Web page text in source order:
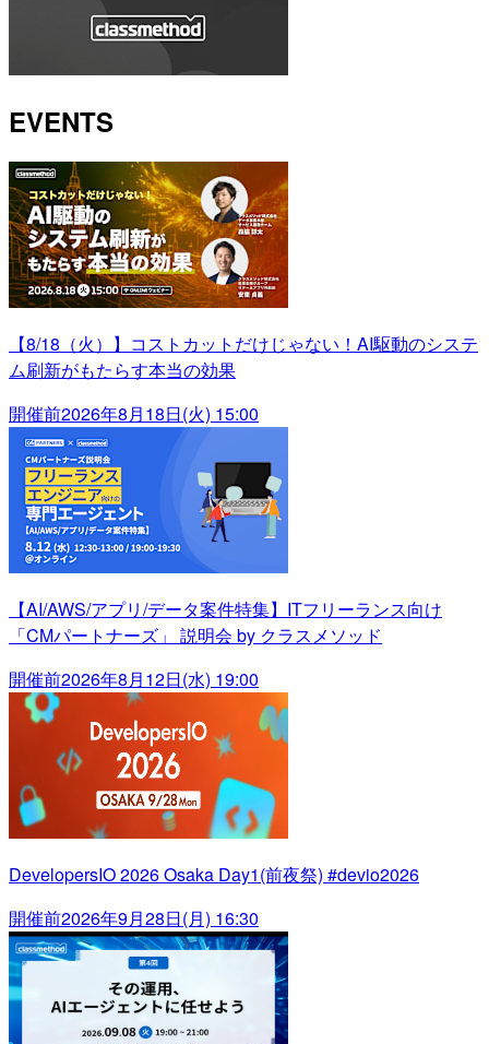
EVENTS
【8/18（火）】コストカットだけじゃない！AI駆動のシステ
ム刷新がもたらす本当の効果
開催前2026年8月18日(火) 15:00
【AI/AWS/アプリ/データ案件特集】ITフリーランス向け
「CMパートナーズ」 説明会 by クラスメソッド
開催前2026年8月12日(水) 19:00
DevelopersIO 2026 Osaka Day1(前夜祭) #devio2026
開催前2026年9月28日(月) 16:30